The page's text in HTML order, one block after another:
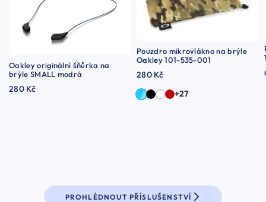
Oakley originální šňůrka na
brýle SMALL modrá
280 Kč
Pouzdro mikrovlákno na brýle
Oakley 101-535-001
280 Kč
+27
PROHLÉDNOUT PŘÍSLUŠENSTVÍ